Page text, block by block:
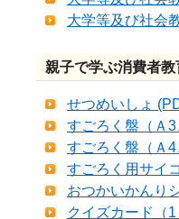
大学等及び社会
親子で学ぶ消費者教
せつめいしょ
すごろく盤（Ａ
すごろく盤（Ａ
すごろく用サイ
おつかいかんり
クイズカード（